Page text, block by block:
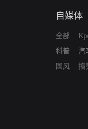
自媒体
全部
科普
国风
汽
搞